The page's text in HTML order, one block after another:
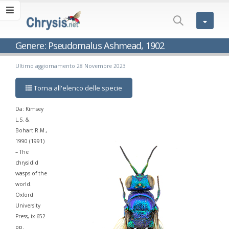
Genere: Pseudomalus Ashmead, 1902
Ultimo aggiornamento 28 Novembre 2023
Torna all'elenco delle specie
Da: Kimsey
L.S. &
Bohart R.M.,
1990 (1991)
– The
chrysidid
wasps of the
world.
Oxford
University
Press, ix-652
pp.